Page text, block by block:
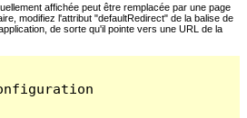
affichée peut être remplacée par une page
modifiez l'attribut "defaultRedirect" de la balise de
de sorte qu'il pointe vers une URL de la